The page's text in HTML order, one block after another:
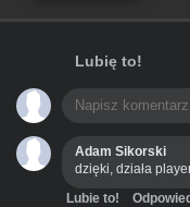
Lubię to!
Adam Sikorski
dzięki, działa
Lubie to!